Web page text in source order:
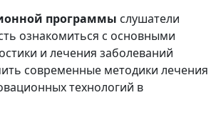
программы слушатели
ознакомиться с основными
и лечения заболеваний
современные методики лечения
технологий в